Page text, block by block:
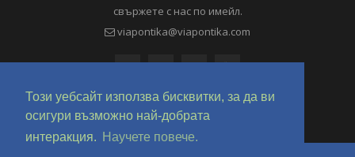
Този уебсайт използва бисквитки, за да ви
осигури възможно най-добрата
интеракция.
Научете повече.
свържете с нас по имейл.
viapontika@viapontika.com